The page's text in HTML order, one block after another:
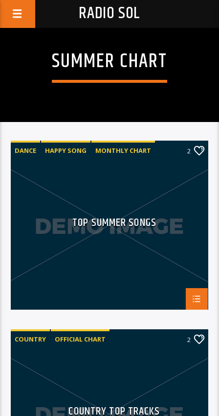
RADIO SOL
SUMMER CHART
DANCE HAPPY SONG
MONTHLY CHART
2
TOP SUMMER SONGS
COUNTRY
OFFICIAL CHART
2
COUNTRY TOP TRACKS